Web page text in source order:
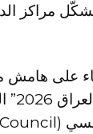
تشكّل مراكز
على